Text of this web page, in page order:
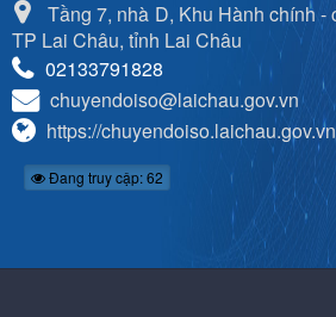
Tầng 7, nhà D, Khu Hành chính -
TP Lai Châu, tỉnh Lai Châu
02133791828
chuyendoiso@laichau.gov.vn
https://chuyendoiso.laichau.gov.vn
Đang truy cập: 62